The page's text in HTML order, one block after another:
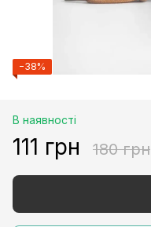
−38%
В наявності
111 грн 180 грн